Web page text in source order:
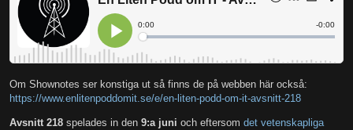
Om Shownotes ser konstiga ut så finns de på webben här också:
https://www.enlitenpoddomit.se/e/en-liten-podd-om-it-avsnitt-218
Avsnitt 218 spelades in den 9:a juni och eftersom det vetenskapliga